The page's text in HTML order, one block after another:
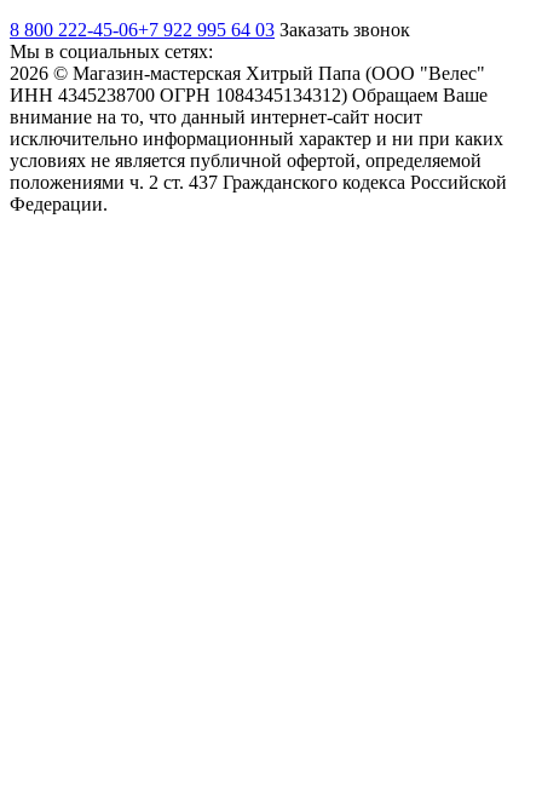
8 800 222-45-06+7 922 995 64 03 Заказать звонок
Мы в социальных сетях:
2026 © Магазин-мастерская Хитрый Папа (ООО "Велес"
ИНН 4345238700 ОГРН 1084345134312) Обращаем Ваше
внимание на то, что данный интернет-сайт носит
исключительно информационный характер и ни при каких
условиях не является публичной офертой, определяемой
положениями ч. 2 ст. 437 Гражданского кодекса Российской
Федерации.